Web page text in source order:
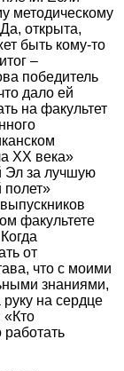
методическому
открыта,
быть кому-то
–
победитель
дало ей
на факультет
ХХ века»
Эл за лучшую
полет»
факультете
от
что с моими
знаниями,
на сердце
«Кто